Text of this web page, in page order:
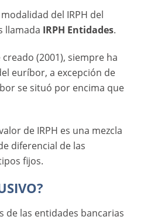
del IRPH del
llamada IRPH Entidades.
creado (2001), siempre ha
euríbor, a excepción de
se situó por encima que
de IRPH es una mezcla
diferencial de las
fijos.
de las entidades bancarias